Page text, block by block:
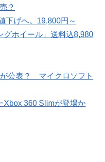
？
下げへ。19,800円～
グホイール」送料込8,980
が公表？ マイクロソフト
Xbox 360 Slimが登場か